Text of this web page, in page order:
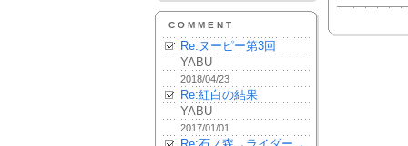
COMMENT
Re:ヌーピー第3回
YABU
2018/04/23
Re:紅白の結果
YABU
2017/01/01